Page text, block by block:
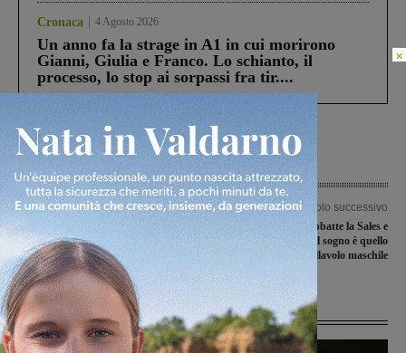
Cronaca 4 Agosto 2026
Un anno fa la strage in A1 in cui morirono
Gianni, Giulia e Franco. Lo schianto, il
processo, lo stop ai sorpassi fra tir....
Articolo precedente
Tennis: Giulia Capocci vince il torneo
di doppio a Sarreguemines in Francia
Articolo successivo
Il ValdarnoInsieme abbatte la Sales e
approda ai play-off. Il sogno è quello
di rilanciare la pallavolo maschile
Ultime Notizie
×